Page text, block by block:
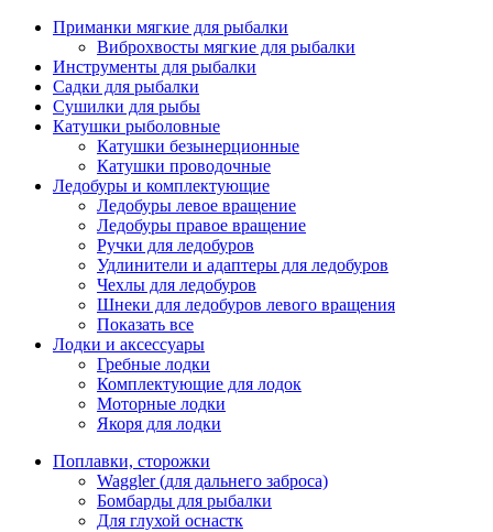
Приманки мягкие для рыбалки
Виброхвосты мягкие для рыбалки
Инструменты для рыбалки
Садки для рыбалки
Сушилки для рыбы
Катушки рыболовные
Катушки безынерционные
Катушки проводочные
Ледобуры и комплектующие
Ледобуры левое вращение
Ледобуры правое вращение
Ручки для ледобуров
Удлинители и адаптеры для ледобуров
Чехлы для ледобуров
Шнеки для ледобуров левого вращения
Показать все
Лодки и аксессуары
Гребные лодки
Комплектующие для лодок
Моторные лодки
Якоря для лодки
Поплавки, сторожки
Waggler (для дальнего заброса)
Бомбарды для рыбалки
Для глухой оснастк